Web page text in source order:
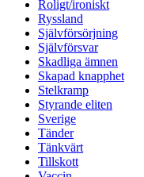
Roligt/ironiskt
Ryssland
Självförsörjning
Självförsvar
Skadliga ämnen
Skapad knapphet
Stelkramp
Styrande eliten
Sverige
Tänder
Tänkvärt
Tillskott